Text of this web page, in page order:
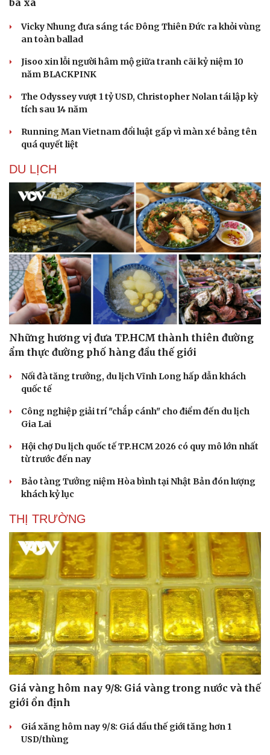
Du lịch
Tư vấn
Săn Tour
check-in
Podcast
Kể chuyện cho bé
Hạt giống tâm hồn
Vicky Nhung đưa sáng tác Đông Thiên Đức ra khỏi vùng
an toàn ballad
Jisoo xin lỗi người hâm mộ giữa tranh cãi kỷ niệm 10
năm BLACKPINK
The Odyssey vượt 1 tỷ USD, Christopher Nolan tái lập kỳ
tích sau 14 năm
Running Man Vietnam đổi luật gấp vì màn xé bảng tên
quá quyết liệt
DU LỊCH
Những hương vị đưa TP.HCM thành thiên đường
ẩm thực đường phố hàng đầu thế giới
Nối đà tăng trưởng, du lịch Vĩnh Long hấp dẫn khách
quốc tế
Công nghiệp giải trí "chắp cánh" cho điểm đến du lịch
Gia Lai
Hội chợ Du lịch quốc tế TP.HCM 2026 có quy mô lớn nhất
từ trước đến nay
Bảo tàng Tưởng niệm Hòa bình tại Nhật Bản đón lượng
khách kỷ lục
THỊ TRƯỜNG
Giá vàng hôm nay 9/8: Giá vàng trong nước và thế
giới ổn định
Giá xăng hôm nay 9/8: Giá dầu thế giới tăng hơn 1
USD/thùng